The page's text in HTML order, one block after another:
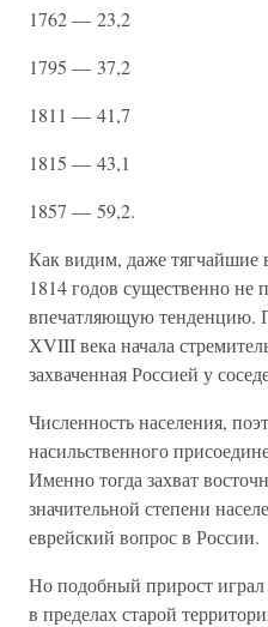
1762 — 23,2
1795 — 37,2
1811 — 41,7
1815 — 43,1
1857 — 59,2.
Как видим, даже тягчайшие
1814 годов существенно не
впечатляющую тенденцию.
ХVIII века начала
захваченная Россией у
Численность населения,
насильственного
Именно тогда захват
значительной степени
еврейский вопрос в России.
Но подобный прирост
в пределах старой